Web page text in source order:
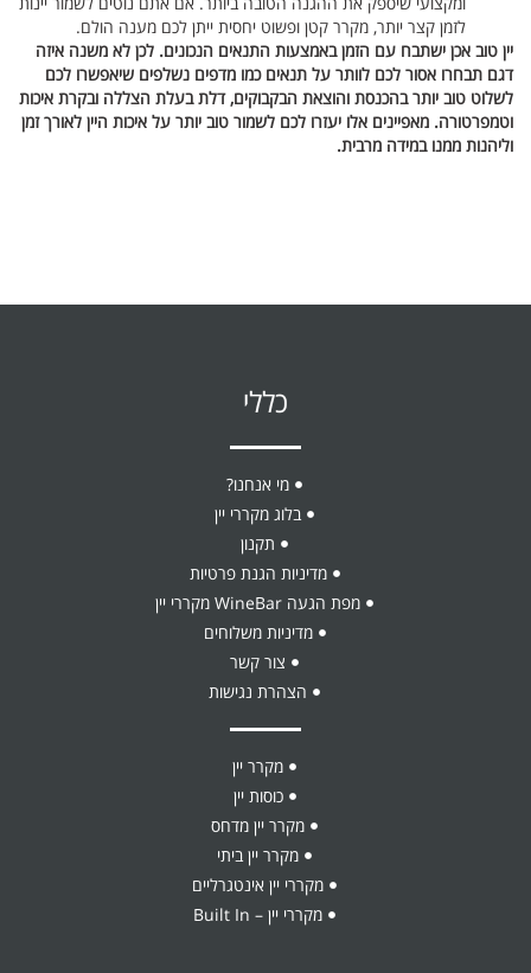
לזמן קצר יותר, מקרר קטן ופשוט יחסית ייתן לכם מענה הולם.
יין טוב אכן ישתבח עם הזמן באמצעות התנאים הנכונים. לכן לא משנה איזה
דגם תבחרו אסור לכם לוותר על תנאים כמו מדפים נשלפים שיאפשרו לכם
לשלוט טוב יותר בהכנסת והוצאת הבקבוקים, דלת בעלת הצללה ובקרת איכות
וטמפרטורה. מאפיינים אלו יעזרו לכם לשמור טוב יותר על איכות היין לאורך זמן
וליהנות ממנו במידה מרבית.
כללי
מי אנחנו?
בלוג מקררי יין
תקנון
מדיניות הגנת פרטיות
מפת הגעה WineBar מקררי יין
מדיניות משלוחים
צור קשר
הצהרת נגישות
מקרר יין
כוסות יין
מקרר יין מדחס
מקרר יין ביתי
מקררי יין אינטגרליים
מקררי יין – Built In